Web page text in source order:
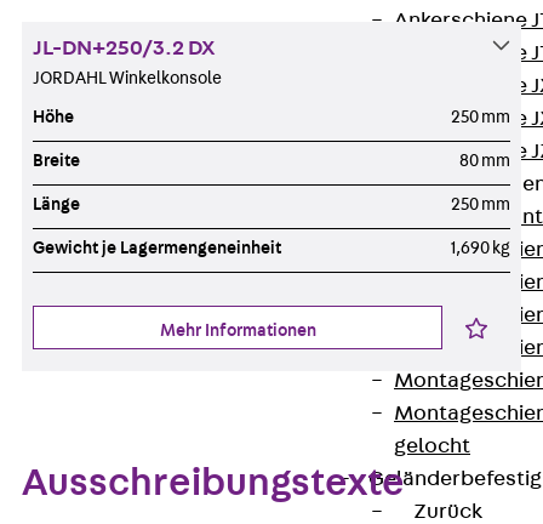
Ankerschiene
Ankerschiene
Ankerschiene
Ankerschiene
Ankerschiene
Zurück
gelocht
Zurück
JL-DN+250/3.2 DX
JORDAHL Winkelkonsole
Höhe 250 mm
Breite 80 mm
Länge 250 mm
Gewicht je Lagermengeneinheit 1,690 kg
Mehr Informationen
Ausschreibungstexte